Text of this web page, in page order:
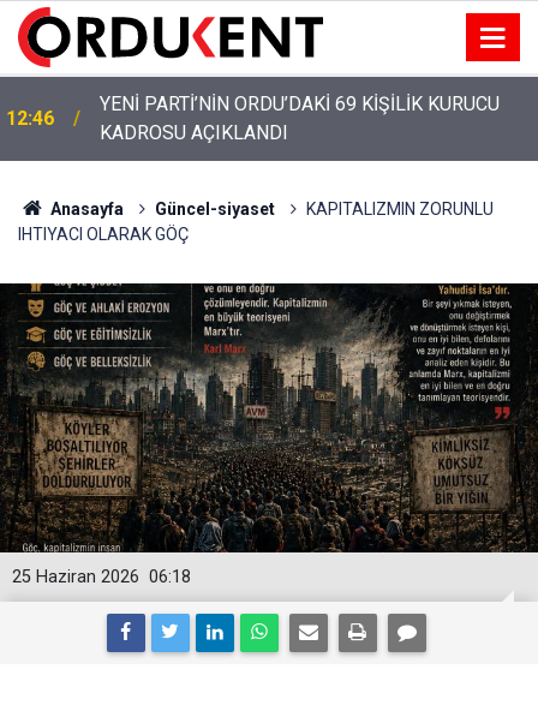
12:46
YENİ PARTİ’NİN ORDU’DAKİ 69 KİŞİLİK KURUCU
KADROSU AÇIKLANDI
Anasayfa Güncel-siyaset
KAPITALIZMIN ZORUNLU
IHTIYACI OLARAK GÖÇ
06:18
25 Haziran 2026